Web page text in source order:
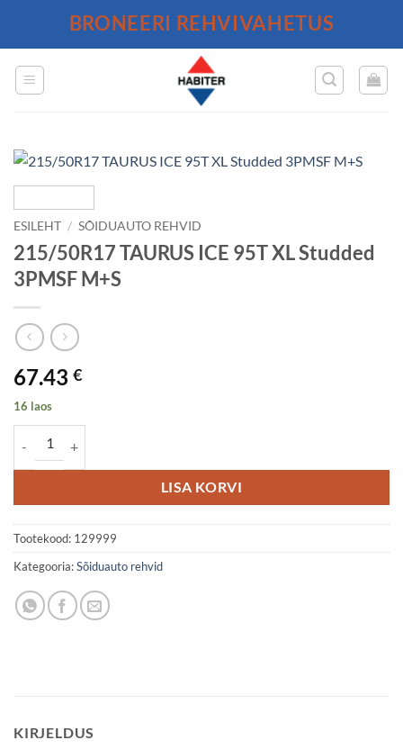
BRONEERI REHVIVAHETUS
ESILEHT / SÕIDUAUTO REHVID
215/50R17 TAURUS ICE 95T XL Studded
3PMSF M+S
67.43 €
16 laos
LISA KORVI
Tootekood: 129999
Kategooria:Sõiduauto rehvid
KIRJELDUS